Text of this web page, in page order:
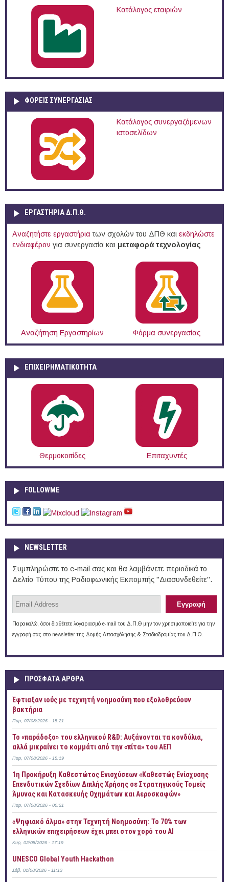
Κατάλογος εταιριών
ΦΟΡΕΙΣ ΣΥΝΕΡΓΑΣΙΑΣ
Κατάλογος συνεργαζόμενων
ιστοσελίδων
ΕΡΓΑΣΤΗΡΙΑ Δ.Π.Θ.
Αναζητήστε εργαστήρια των σχολών του ΔΠΘ και εκδηλώστε
ενδιαφέρον για συνεργασία και μεταφορά τεχνολογίας
Αναζήτηση Εργαστηρίων Φόρμα συνεργασίας
ΕΠΙΧΕΙΡΗΜΑΤΙΚΟΤΗΤΑ
Θερμοκοιτίδες Επιταχυντές
FOLLOWME
NEWSLETTER
Συμπληρώστε το e-mail σας και θα λαμβάνετε περιοδικά το
Δελτίο Τύπου της Ραδιοφωνικής Εκπομπής "Διασυνδεθείτε".
Παρακαλώ, όσοι διαθέτετε λογαριασμό e-mail του Δ.Π.Θ μην τον χρησιμοποιείτε για την
εγγραφή σας στο newsletter της Δομής Απασχόλησης & Σταδιοδρομίας του Δ.Π.Θ.
ΠΡOΣΦΑΤΑ AΡΘΡΑ
Έφτιαξαν ιούς με τεχνητή νοημοσύνη που εξολοθρεύουν
βακτήρια
Παρ, 07/08/2026 - 15:21
Το «παράδοξο» του ελληνικού R&D: Αυξάνονται τα κονδύλια,
αλλά μικραίνει το κομμάτι από την «πίτα» του ΑΕΠ
Παρ, 07/08/2026 - 15:19
1η Προκήρυξη Καθεστώτος Ενισχύσεων «Καθεστώς Ενίσχυσης
Επενδυτικών Σχεδίων Διπλής Χρήσης σε Στρατηγικούς Τομείς
Άμυνας και Κατασκευής Οχημάτων και Αεροσκαφών»
Παρ, 07/08/2026 - 00:21
«Ψηφιακό άλμα» στην Τεχνητή Νοημοσύνη: Το 70% των
ελληνικών επιχειρήσεων έχει μπει στον χορό του AI
Κυρ, 02/08/2026 - 17:19
UNESCO Global Youth Hackathon
Σάβ, 01/08/2026 - 11:13